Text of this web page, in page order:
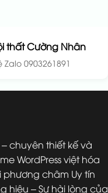
thất Cường Nhân
Zalo 0903261891
chuyên thiết kế và
WordPress việt hóa
phương châm Uy tín
hiệu – Sự hài lòng của